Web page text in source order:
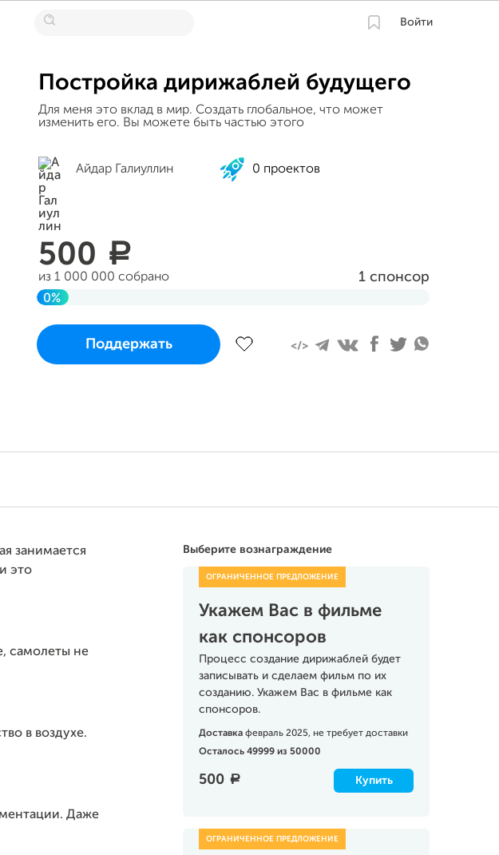
Войти
Постройка дирижаблей будущего
Для меня это вклад в мир. Создать глобальное, что может
изменить его. Вы можете быть частью этого
Айдар Галиуллин 0 проектов
500 a
из 1 000 000 собрано 1 спонсор
0%
Проект начался 04 апреля и завершится
как только соберет 100% требуемой суммы или более
Поддержать
Выберите вознаграждение
Укажем Вас в фильме
как спонсоров
Процесс создание дирижаблей будет
записывать и сделаем фильм по их
созданию. Укажем Вас в фильме как
спонсоров.
Доставка февраль 2025, не требует доставки
Осталось 49999 из 50000
500 a Купить
занимается
это
самолеты не
в воздухе.
Даже